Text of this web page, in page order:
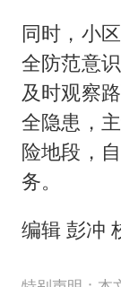
同时，小
全防范意
及时观察
全隐患，
险地段，
务。
编辑 彭冲